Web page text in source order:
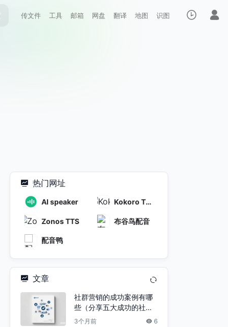
传文件 工具 邮箱 网盘 翻译 地图 识图
热门网址
AI speaker
Kokoro TT
Zonos TTS
布谷鸟配音
配音鸭
文章
社群营销的成功案例有哪
些（分享五大成功的社群
运营案例）
3个月前 6